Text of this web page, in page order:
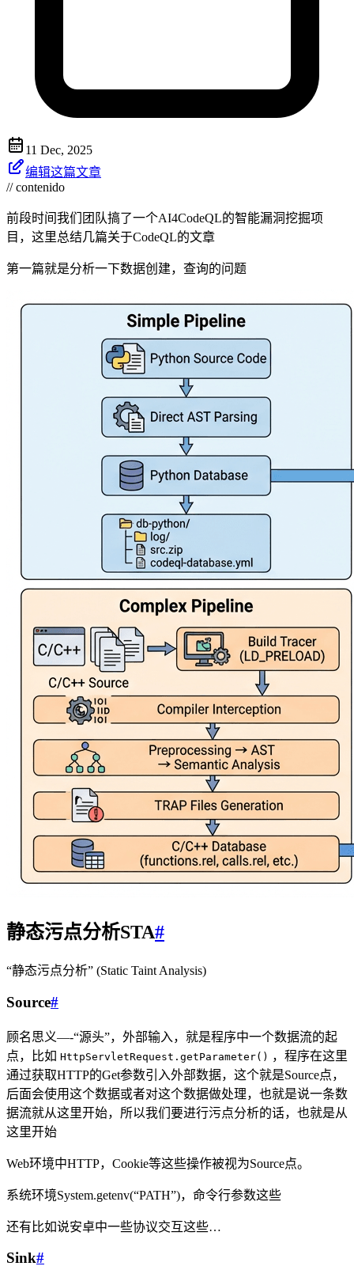
11 Dec, 2025
编辑这篇文章
// contenido
前段时间我们团队搞了一个AI4CodeQL的智能漏洞挖掘项
目，这里总结几篇关于CodeQL的文章
第一篇就是分析一下数据创建，查询的问题
静态污点分析STA#
“静态污点分析” (Static Taint Analysis)
Source#
顾名思义—-“源头”，外部输入，就是程序中一个数据流的起
点，比如 HttpServletRequest.getParameter() ，程序在这里
通过获取HTTP的Get参数引入外部数据，这个就是Source点，
后面会使用这个数据或者对这个数据做处理，也就是说一条数
据流就从这里开始，所以我们要进行污点分析的话，也就是从
这里开始
Web环境中HTTP，Cookie等这些操作被视为Source点。
系统环境System.getenv(“PATH”)，命令行参数这些
还有比如说安卓中一些协议交互这些…
Sink#